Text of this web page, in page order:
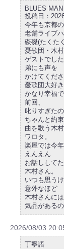
BLUES MAN
投稿日：
今年も京都の
老舗ライブ
磔磔(たくた
憂歌団・木
ゲストでした
弟にも声を
かけてくださ
憂歌団大好き
かなり幸福で
前回、
叱りすぎた
ちゃんと約
曲を歌う木村
ワロタ。
楽屋では今
えんえん
お話ししてた
木村さん。
いつも思うけ
意外なほど
木村さんには
気品がある
2026/08/03
丁寧語